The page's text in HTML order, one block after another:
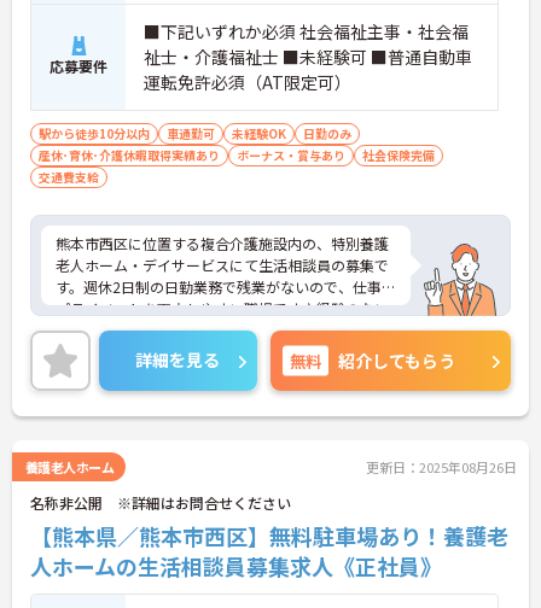
応募要件
■下記いずれか必須 社会福祉主事・社会福
祉士・介護福祉士 ■未経験可 ■普通自動車
運転免許必須（AT限定可）
駅から徒歩10分以内 車通勤可 未経験OK
日勤のみ
産休･育休･介護休暇取得実績あり
ボーナス・賞与あり
社会保険完備
交通費支給
熊本市西区に位置する複合介護施設内の、特別養護
老人ホーム・デイサービスにて生活相談員の募集で
す。週休2日制の日勤業務で残業がないので、仕事と
プライベートを両立しやすい職場です♪経験のない
方でも、スキルが身に付きます◎育児休業・介護休
業など制度が整っており、育児や介護をしながらで
も働きやすい環境です！ご興味ある方は面接ポイン
トをお伝えしますので、お気軽にご連絡ください。
詳細を見る 無料 紹介してもらう
養護老人ホーム 更新日：2025年08月26日
名称非公開 ※詳細はお問合せください
【熊本県／熊本市西区】無料駐車場あり！養護老
人ホームの生活相談員募集求人《正社員》